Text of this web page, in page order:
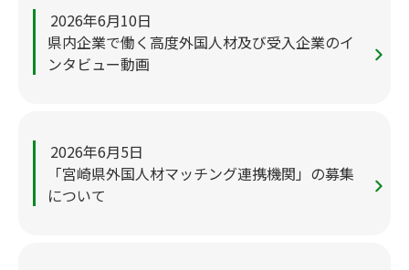
2026年6月10日
県内企業で働く高度外国人材及び受入企業のイ
ンタビュー動画
2026年6月5日
「宮崎県外国人材マッチング連携機関」の募集
について